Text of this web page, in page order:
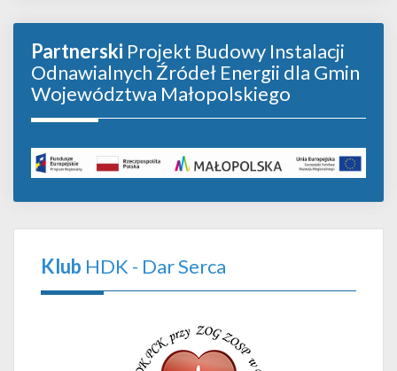
Partnerski Projekt Budowy Instalacji
Odnawialnych Źródeł Energii dla Gmin
Województwa Małopolskiego
Klub HDK - Dar Serca